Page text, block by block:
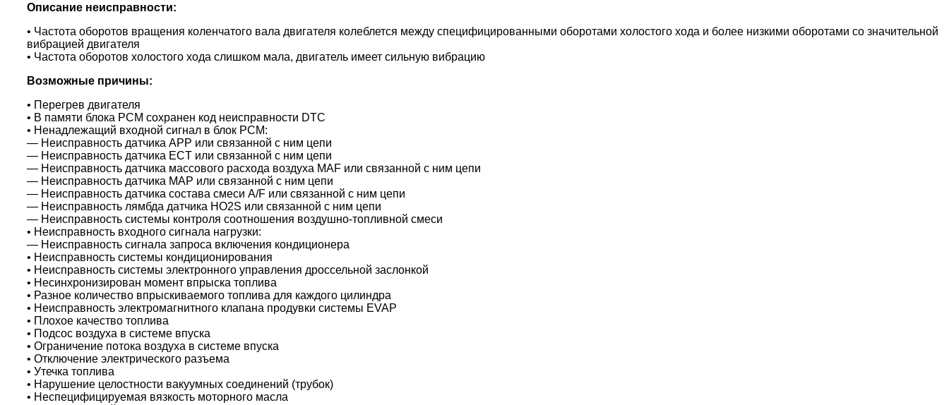
Описание неисправности:
• Частота оборотов вращения коленчатого вала двигателя колеблется между специфицированными оборотами холостого хода и более низкими оборотами со значительной
вибрацией двигателя
• Частота оборотов холостого хода слишком мала, двигатель имеет сильную вибрацию
Возможные причины:
• Перегрев двигателя
• В памяти блока PCM сохранен код неисправности DTC
• Ненадлежащий входной сигнал в блок PCM:
— Неисправность датчика APP или связанной с ним цепи
— Неисправность датчика ECT или связанной с ним цепи
— Неисправность датчика массового расхода воздуха MAF или связанной с ним цепи
— Неисправность датчика MAP или связанной с ним цепи
— Неисправность датчика состава смеси A/F или связанной с ним цепи
— Неисправность лямбда датчика HO2S или связанной с ним цепи
— Неисправность системы контроля соотношения воздушно-топливной смеси
• Неисправность входного сигнала нагрузки:
— Неисправность сигнала запроса включения кондиционера
• Неисправность системы кондиционирования
• Неисправность системы электронного управления дроссельной заслонкой
• Несинхронизирован момент впрыска топлива
• Разное количество впрыскиваемого топлива для каждого цилиндра
• Неисправность электромагнитного клапана продувки системы EVAP
• Плохое качество топлива
• Подсос воздуха в системе впуска
• Ограничение потока воздуха в системе впуска
• Отключение электрического разъема
• Утечка топлива
• Нарушение целостности вакуумных соединений (трубок)
• Неспецифицируемая вязкость моторного масла